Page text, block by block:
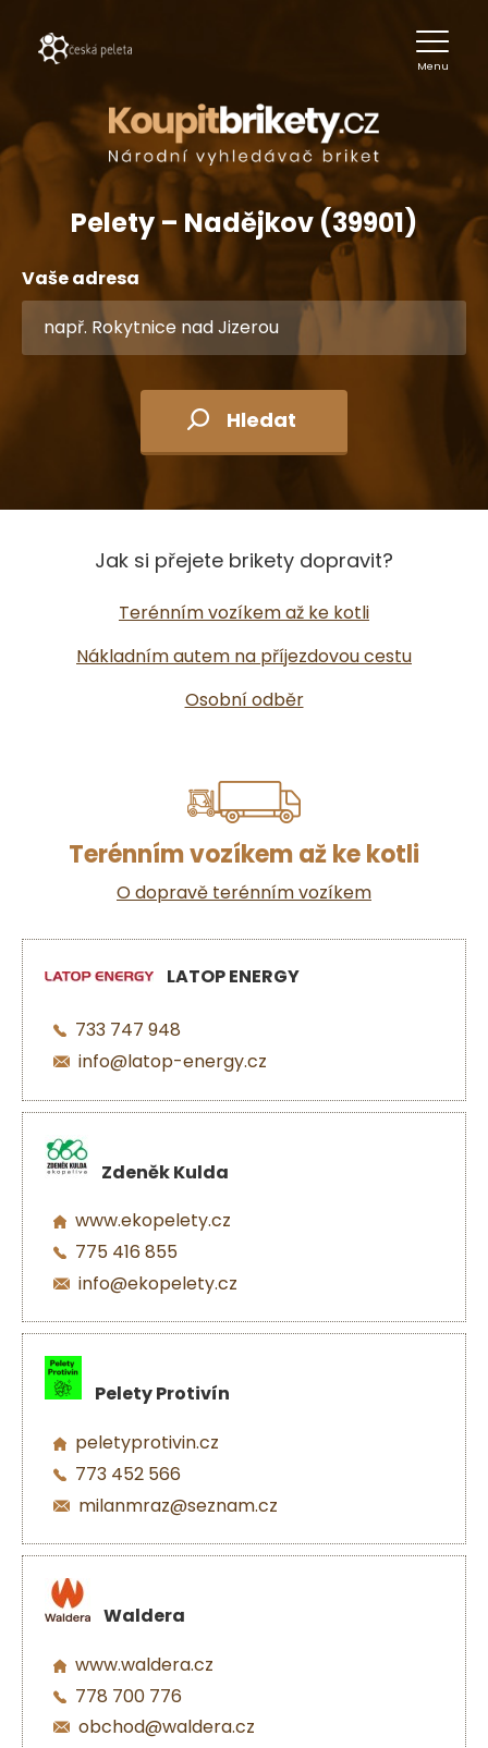
Menu
Pelety – Nadějkov (39901)
Vaše adresa
Hledat
Jak si přejete brikety dopravit?
Terénním vozíkem až ke kotli
Nákladním autem na příjezdovou cestu
Osobní odběr
Terénním vozíkem až ke kotli
O dopravě terénním vozíkem
LATOP ENERGY
733 747 948
info@latop-energy.cz
Zdeněk Kulda
www.ekopelety.cz
775 416 855
info@ekopelety.cz
Pelety Protivín
peletyprotivin.cz
773 452 566
milanmraz@seznam.cz
Waldera
www.waldera.cz
778 700 776
obchod@waldera.cz